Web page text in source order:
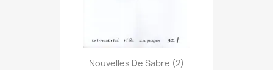
Nouvelles De Sabre (2)